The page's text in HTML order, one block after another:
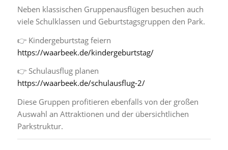
Neben klassischen Gruppenausflügen besuchen auch
viele Schulklassen und Geburtstagsgruppen den Park.
👉 Kindergeburtstag feiern
https://waarbeek.de/kindergeburtstag/
👉 Schulausflug planen
https://waarbeek.de/schulausflug-2/
Diese Gruppen profitieren ebenfalls von der großen
Auswahl an Attraktionen und der übersichtlichen
Parkstruktur.